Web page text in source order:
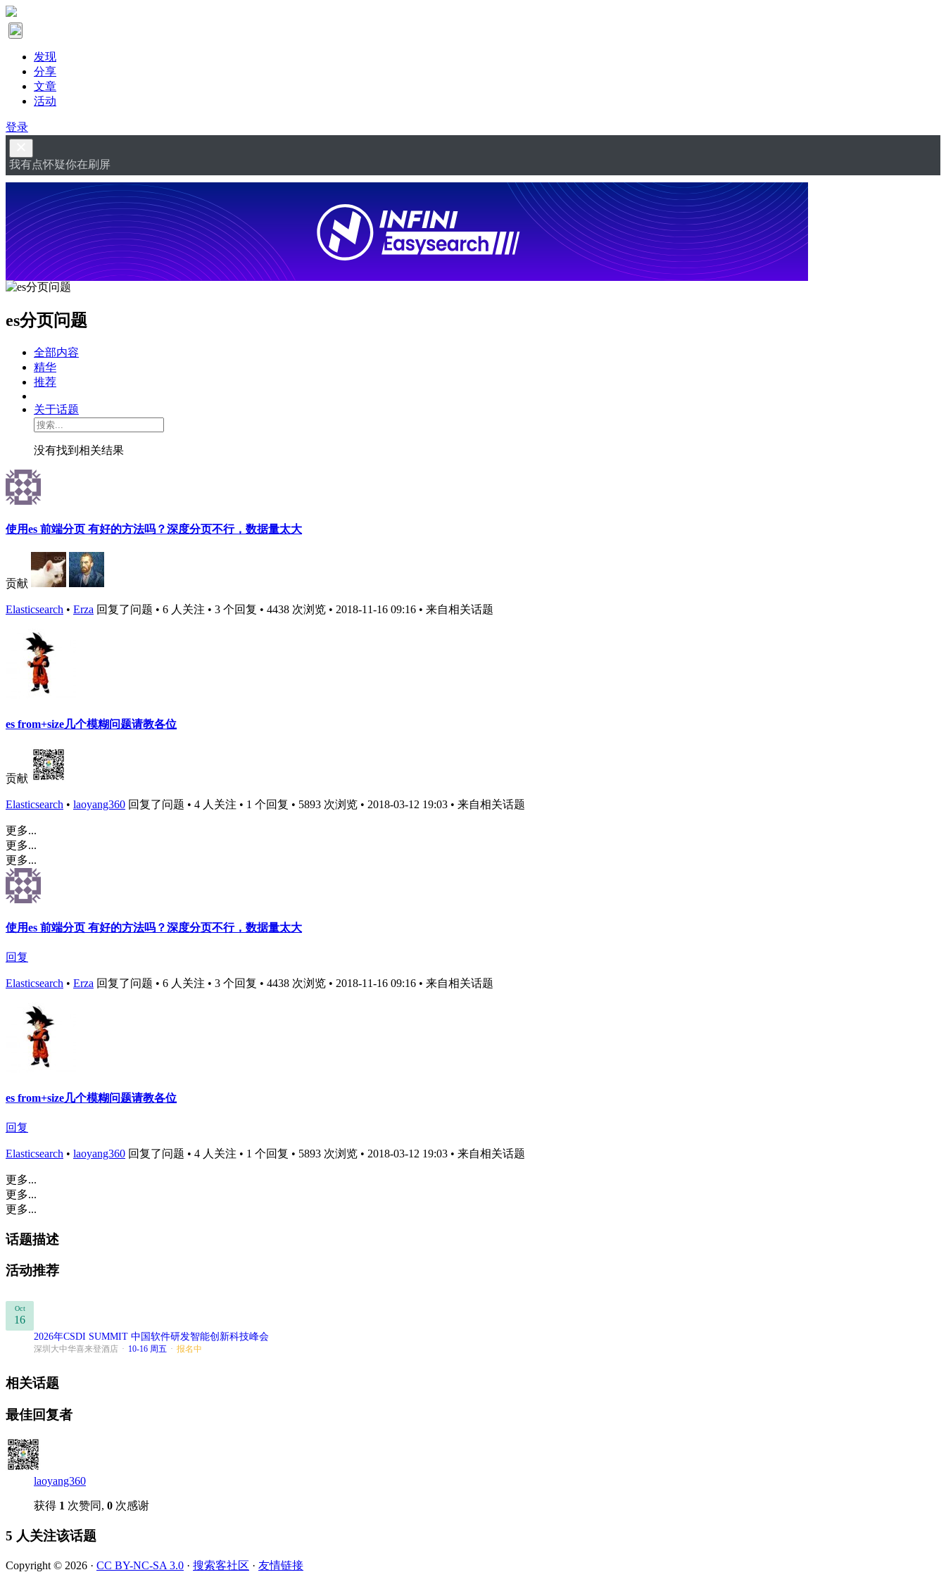
发现
分享
文章
活动
登录
我有点怀疑你在刷屏
es分页问题
全部内容
精华
推荐
关于话题
没有找到相关结果
使用es 前端分页 有好的方法吗？深度分页不行，数据量太大
贡献
Elasticsearch • Erza 回复了问题 • 6 人关注 • 3 个回复 • 4438 次浏览 • 2018-11-16 09:16 • 来自相关话题
es from+size几个模糊问题请教各位
贡献
Elasticsearch • laoyang360 回复了问题 • 4 人关注 • 1 个回复 • 5893 次浏览 • 2018-03-12 19:03 • 来自相关话题
更多...
更多...
更多...
使用es 前端分页 有好的方法吗？深度分页不行，数据量太大
回复
Elasticsearch • Erza 回复了问题 • 6 人关注 • 3 个回复 • 4438 次浏览 • 2018-11-16 09:16 • 来自相关话题
es from+size几个模糊问题请教各位
回复
Elasticsearch • laoyang360 回复了问题 • 4 人关注 • 1 个回复 • 5893 次浏览 • 2018-03-12 19:03 • 来自相关话题
更多...
更多...
更多...
话题描述
活动推荐
Oct
16
2026年CSDI SUMMIT 中国软件研发智能创新科技峰会
深圳大中华喜来登酒店 · 10-16 周五 · 报名中
相关话题
最佳回复者
laoyang360
获得 1 次赞同, 0 次感谢
5 人关注该话题
Copyright © 2026 · CC BY-NC-SA 3.0 · 搜索客社区 · 友情链接